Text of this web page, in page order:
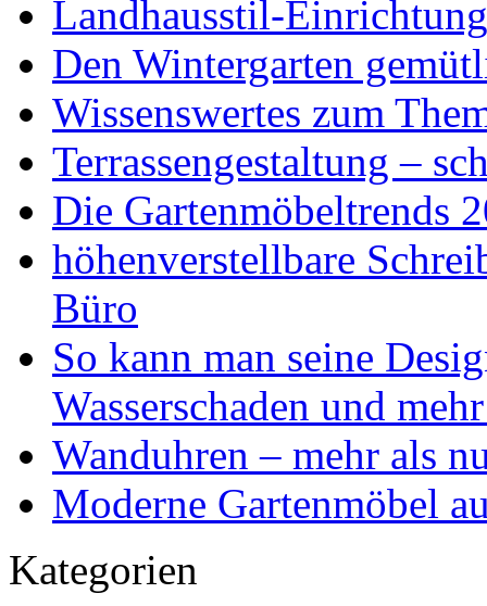
Landhausstil-
Den Wintergarten
Wissenswertes zum
Terrassengestaltung –
Die Gartenmöbeltrends
höhenverstellbare
Büro
So kann man seine
Wasserschaden und
Wanduhren – mehr als
Moderne Gartenmöbel
Kategorien